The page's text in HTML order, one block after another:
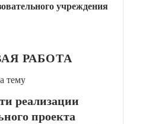
учреждения
РАБОТА
тему
реализации
проекта